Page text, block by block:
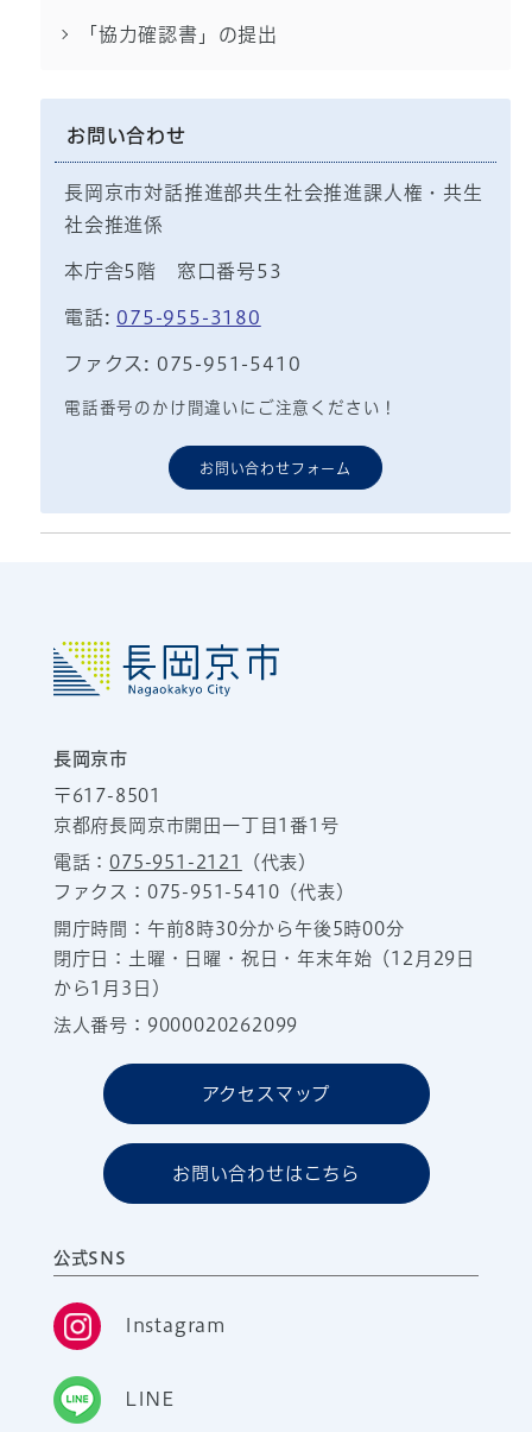
「協力確認書」の提出
お問い合わせ
長岡京市対話推進部共生社会推進課人権・共生
社会推進係
本庁舎5階 窓口番号53
電話: 075-955-3180
ファクス: 075-951-5410
電話番号のかけ間違いにご注意ください！
お問い合わせフォーム
長岡京市
〒617-8501
京都府長岡京市開田一丁目1番1号
電話：075-951-2121
（代表）
ファクス：075-951-5410（代表）
開庁時間：午前8時30分から午後5時00分
閉庁日：土曜・日曜・祝日・年末年始（12月29日
から1月3日）
法人番号：9000020262099
アクセスマップ
お問い合わせはこちら
公式SNS
Instagram
LINE